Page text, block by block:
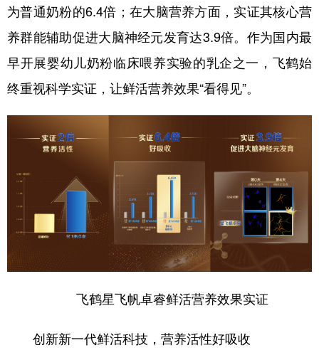
为普通奶粉的6.4倍；在大脑营养方面，实证其核心营
养群能辅助促进大脑神经元发育达3.9倍。作为国内最
早开展婴幼儿奶粉临床喂养实验的乳企之一，飞鹤始
终重视科学实证，让鲜活营养效果“看得见”。
飞鹤星飞帆卓睿鲜活营养效果实证
创新新一代鲜活科技，营养活性好吸收